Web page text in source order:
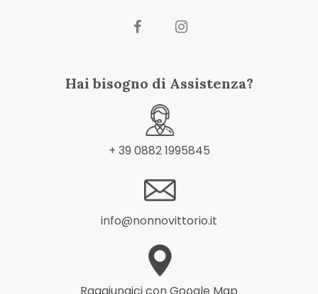
Hai bisogno di Assistenza?
+ 39 0882 1995845
info@nonnovittorio.it